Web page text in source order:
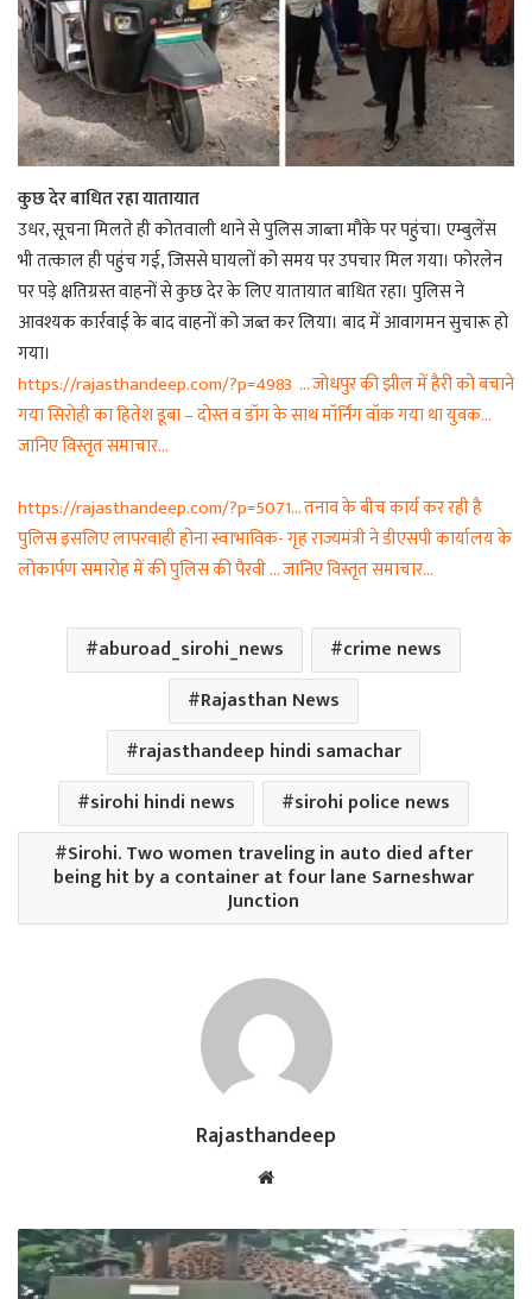
कुछ देर बाधित रहा यातायात
उधर, सूचना मिलते ही कोतवाली थाने से पुलिस जाब्ता मौके पर पहुंचा। एम्बुलेंस
भी तत्काल ही पहुंच गई, जिससे घायलों को समय पर उपचार मिल गया। फोरलेन
पर पड़े क्षतिग्रस्त वाहनों से कुछ देर के लिए यातायात बाधित रहा। पुलिस ने
आवश्यक कार्रवाई के बाद वाहनों को जब्त कर लिया। बाद में आवागमन सुचारू हो
गया।
https://rajasthandeep.com/?p=4983 … जोधपुर की झील में हैरी को बचाने
गया सिरोही का हितेश डूबा – दोस्त व डॉग के साथ मॉर्निंग वॉक गया था युवक…
जानिए विस्तृत समाचार…
https://rajasthandeep.com/?p=5071… तनाव के बीच कार्य कर रही है
पुलिस इसलिए लापरवाही होना स्वाभाविक- गृह राज्यमंत्री ने डीएसपी कार्यालय के
लोकार्पण समारोह में की पुलिस की पैरवी … जानिए विस्तृत समाचार…
aburoad_sirohi_news
crime news
Rajasthan News
rajasthandeep hindi samachar
sirohi hindi news
sirohi police news
Sirohi. Two women traveling in auto died after
being hit by a container at four lane Sarneshwar
Junction
Rajasthandeep